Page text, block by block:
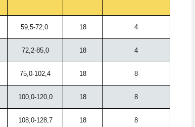
59,5-72,0 18 4
72,2-85,0 18 4
75,0-102,4 18 8
100,0-120,0 18 8
108,0-128,7 18 8